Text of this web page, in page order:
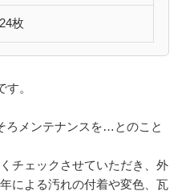
24枚
。
ろメンテナンスを…とのこと
チェックさせていただき、外
による汚れの付着や変色、瓦